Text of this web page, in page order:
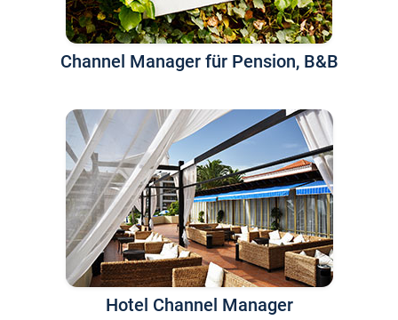
Channel Manager für Pension, B&B
Hotel Channel Manager